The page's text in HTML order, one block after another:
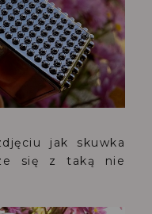
jak skuwka
się z taką nie